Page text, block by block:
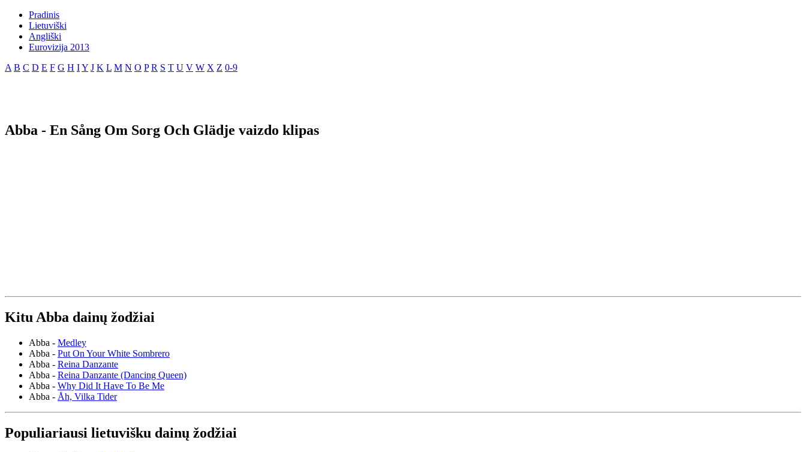
Pradinis
Lietuviški
Angliški
Eurovizija 2013
A B C D E F G H IY J K L M N O P R S T U V W X Z 0-9
Abba - En Sång Om Sorg Och Glädje vaizdo klipas
Kitu Abba dainų žodžiai
Abba - Medley
Abba - Put On Your White Sombrero
Abba - Reina Danzante
Abba - Reina Danzante (Dancing Queen)
Abba - Why Did It Have To Be Me
Abba - Åh, Vilka Tider
Populiariausi lietuvišku dainų žodžiai